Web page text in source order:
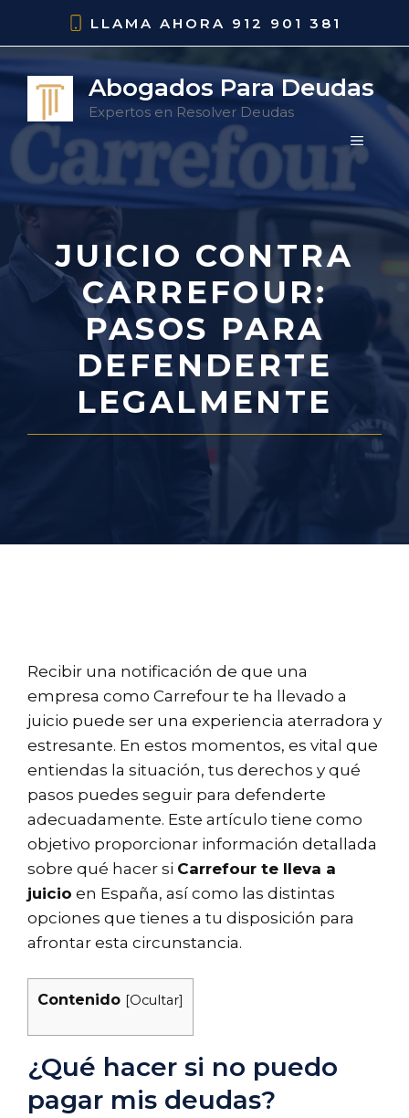
contenido
LLAMA AHORA 912 901 381
Abogados Para Deudas
Expertos en Resolver Deudas
MENÚ
JUICIO CONTRA
CARREFOUR:
PASOS PARA
DEFENDERTE
LEGALMENTE
Recibir una notificación de que una
empresa como Carrefour te ha llevado a
juicio puede ser una experiencia aterradora y
estresante. En estos momentos, es vital que
entiendas la situación, tus derechos y qué
pasos puedes seguir para defenderte
adecuadamente. Este artículo tiene como
objetivo proporcionar información detallada
sobre qué hacer si Carrefour te lleva a
juicio en España, así como las distintas
opciones que tienes a tu disposición para
afrontar esta circunstancia.
Contenido [Ocultar]
¿Qué hacer si no puedo
pagar mis deudas?